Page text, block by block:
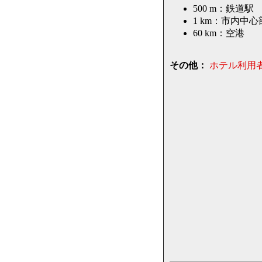
500 m：鉄道駅
1 km：市内中心
60 km：空港
その他： ホテル利用